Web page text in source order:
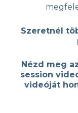
Szeretnél
Nézd meg
session
videóját